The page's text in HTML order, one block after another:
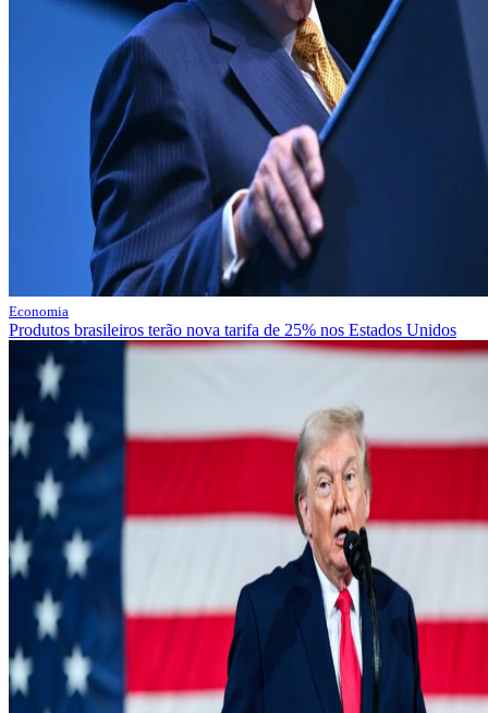
Economia
Produtos brasileiros terão nova tarifa de 25% nos Estados Unidos